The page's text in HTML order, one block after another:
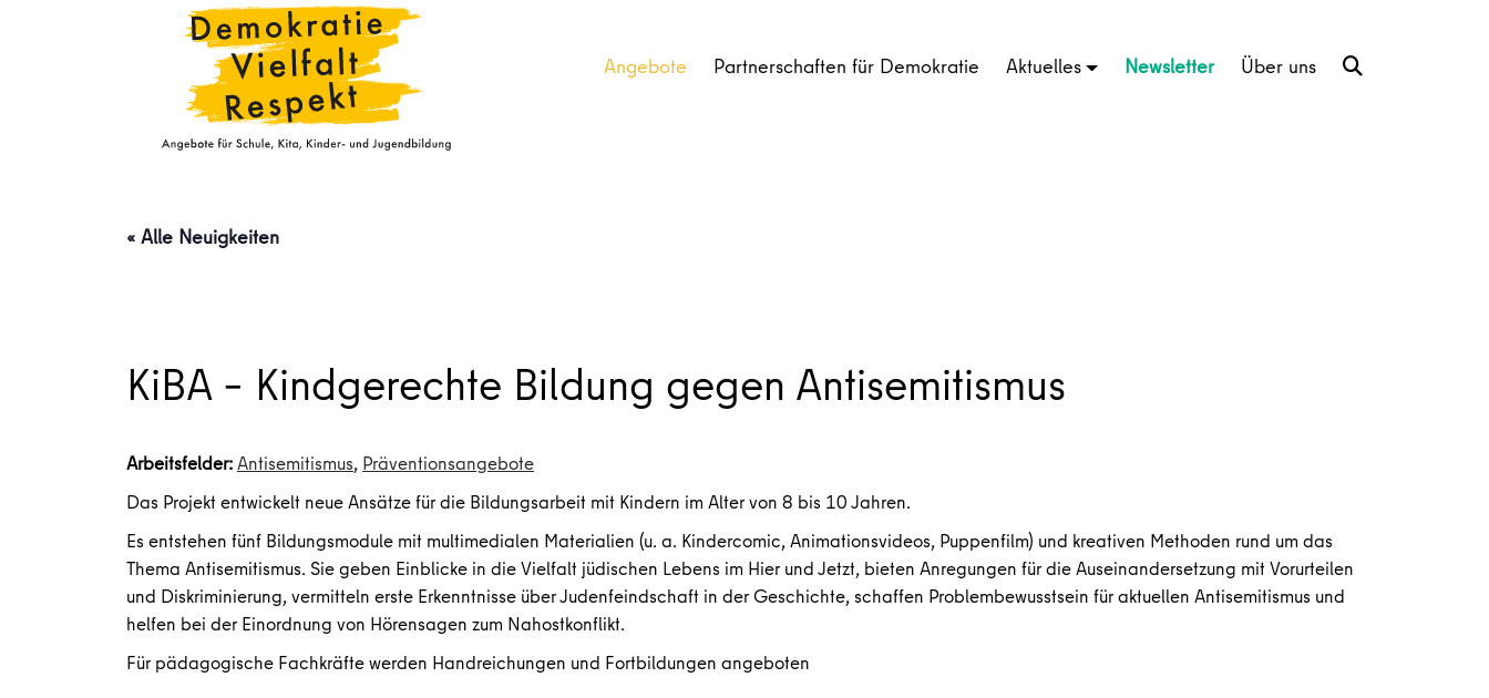
Angebote Partnerschaften für Demokratie Aktuelles Newsletter Über uns
« Alle Neuigkeiten
KiBA – Kindgerechte Bildung gegen Antisemitismus
Arbeitsfelder:Antisemitismus, Präventionsangebote
Das Projekt entwickelt neue Ansätze für die Bildungsarbeit mit Kindern im Alter von 8 bis 10 Jahren.
Es entstehen fünf Bildungsmodule mit multimedialen Materialien (u. a. Kindercomic, Animationsvideos, Puppenfilm) und kreativen Methoden rund um das
Thema Antisemitismus. Sie geben Einblicke in die Vielfalt jüdischen Lebens im Hier und Jetzt, bieten Anregungen für die Auseinandersetzung mit Vorurteilen
und Diskriminierung, vermitteln erste Erkenntnisse über Judenfeindschaft in der Geschichte, schaffen Problembewusstsein für aktuellen Antisemitismus und
helfen bei der Einordnung von Hörensagen zum Nahostkonflikt.
Für pädagogische Fachkräfte werden Handreichungen und Fortbildungen angeboten